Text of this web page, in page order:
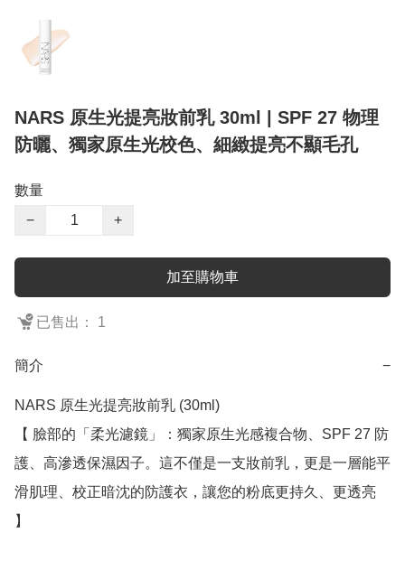
NARS 原生光提亮妝前乳 30ml | SPF 27 物理
防曬、獨家原生光校色、細緻提亮不顯毛孔
數量
−
+
加至購物車
已售出： 1
簡介 −
NARS 原生光提亮妝前乳 (30ml)
【 臉部的「柔光濾鏡」：獨家原生光感複合物、SPF 27 防
護、高滲透保濕因子。這不僅是一支妝前乳，更是一層能平
滑肌理、校正暗沈的防護衣，讓您的粉底更持久、更透亮
】